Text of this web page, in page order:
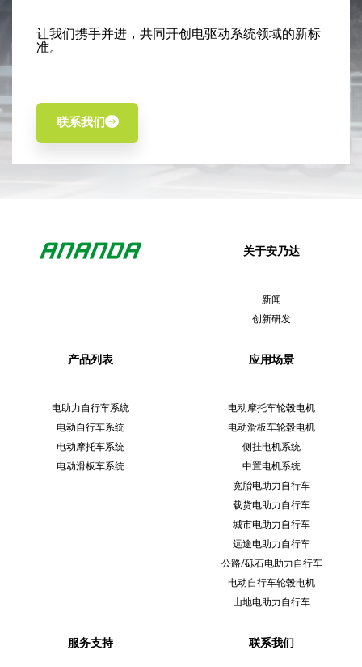
让我们携手并进，共同开创电驱动系统领域的新标
准。
联系我们
关于安乃达
新闻
创新研发
产品列表
电助力自行车系统
电动自行车系统
电动摩托车系统
电动滑板车系统
应用场景
电动摩托车轮毂电机
电动滑板车轮毂电机
侧挂电机系统
中置电机系统
宽胎电助力自行车
载货电助力自行车
城市电助力自行车
远途电助力自行车
公路/砾石电助力自行车
电动自行车轮毂电机
山地电助力自行车
服务支持 联系我们